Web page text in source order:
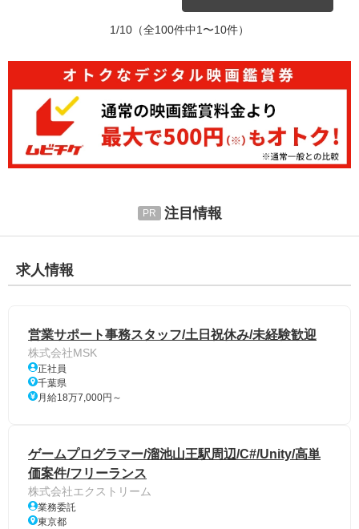
1/10 （全100件中1〜10件）
注目情報
求人情報
営業サポート事務スタッフ/土日祝休み/未経験歓迎
株式会社MSK
正社員
千葉県
月給18万7,000円～
ゲームプログラマー/溜池山王駅周辺/C#/Unity/高単
価案件/フリーランス
株式会社エクストリーム
業務委託
東京都